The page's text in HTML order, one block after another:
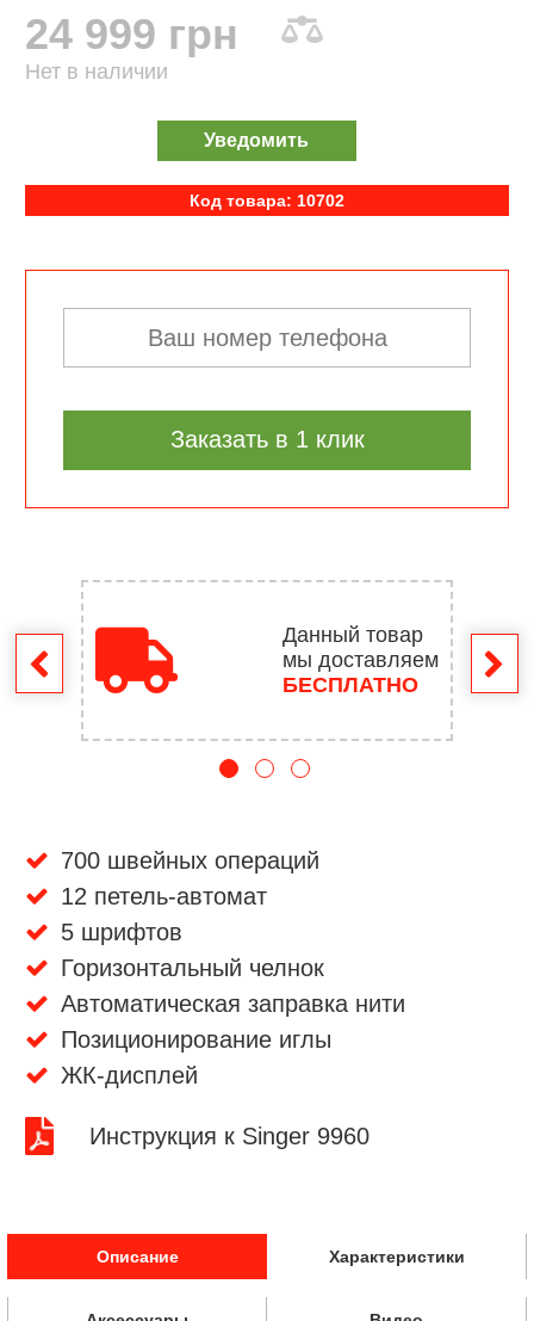
24 999 грн
Нет в наличии
Уведомить
Код товара: 10702
Заказать в 1 клик
Данный товар
мы доставляем
БЕСПЛАТНО
700 швейных операций
12 петель-автомат
5 шрифтов
Горизонтальный челнок
Автоматическая заправка нити
Позиционирование иглы
ЖК-дисплей
Инструкция к Singer 9960
Описание Характеристики